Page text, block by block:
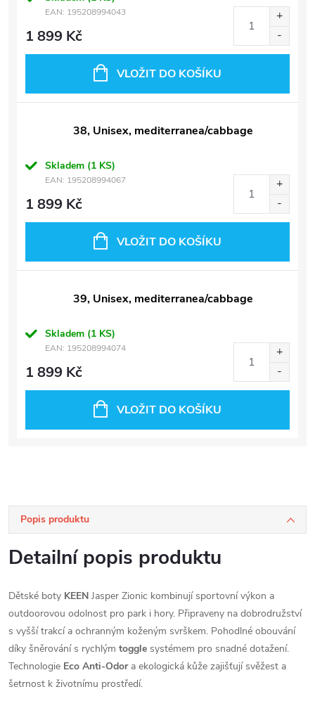
EAN: 195208994043
1 899 Kč
VLOŽIT DO KOŠÍKU
38, Unisex, mediterranea/cabbage
Skladem (1 KS)
EAN: 195208994067
1 899 Kč
VLOŽIT DO KOŠÍKU
39, Unisex, mediterranea/cabbage
Skladem (1 KS)
EAN: 195208994074
1 899 Kč
VLOŽIT DO KOŠÍKU
Popis produktu
Detailní popis produktu
Dětské boty KEEN Jasper Zionic kombinují sportovní výkon a
outdoorovou odolnost pro park i hory. Připraveny na dobrodružství
s vyšší trakcí a ochranným koženým svrškem. Pohodlné obouvání
díky šněrování s rychlým toggle systémem pro snadné dotažení.
Technologie Eco Anti-Odora ekologická kůže zajišťují svěžest a
šetrnost k životnímu prostředí.